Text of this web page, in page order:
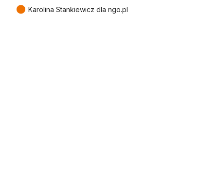
● Karolina Stankiewicz dla ngo.pl